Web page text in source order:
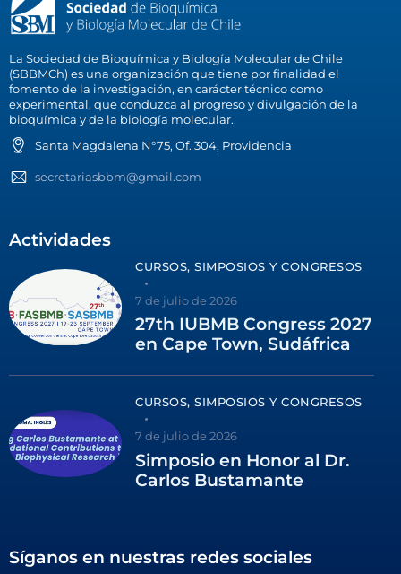
La Sociedad de Bioquímica y Biología Molecular de Chile
(SBBMCh) es una organización que tiene por finalidad el
fomento de la investigación, en carácter técnico como
experimental, que conduzca al progreso y divulgación de la
bioquímica y de la biología molecular.
Santa Magdalena N°75, Of. 304, Providencia
secretariasbbm@gmail.com
Actividades
CURSOS, SIMPOSIOS Y CONGRESOS
7 de julio de 2026
27th IUBMB Congress 2027
en Cape Town, Sudáfrica
CURSOS, SIMPOSIOS Y CONGRESOS
7 de julio de 2026
Simposio en Honor al Dr.
Carlos Bustamante
Síganos en nuestras redes sociales